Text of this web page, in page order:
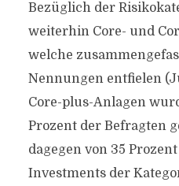
Bezüglich der
weiterhin Core- und
welche
Nennungen entfielen
Core-plus-Anlagen
Prozent der Befragten
dagegen von 35
Investments der